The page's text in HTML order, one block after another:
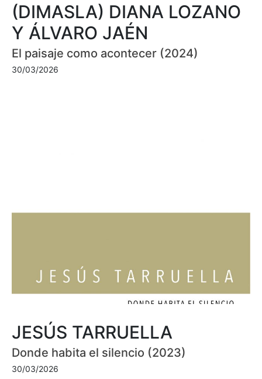
(DIMASLA) DIANA LOZANO
Y ÁLVARO JAÉN
El paisaje como acontecer (2024)
30/03/2026
JESÚS TARRUELLA
Donde habita el silencio (2023)
30/03/2026